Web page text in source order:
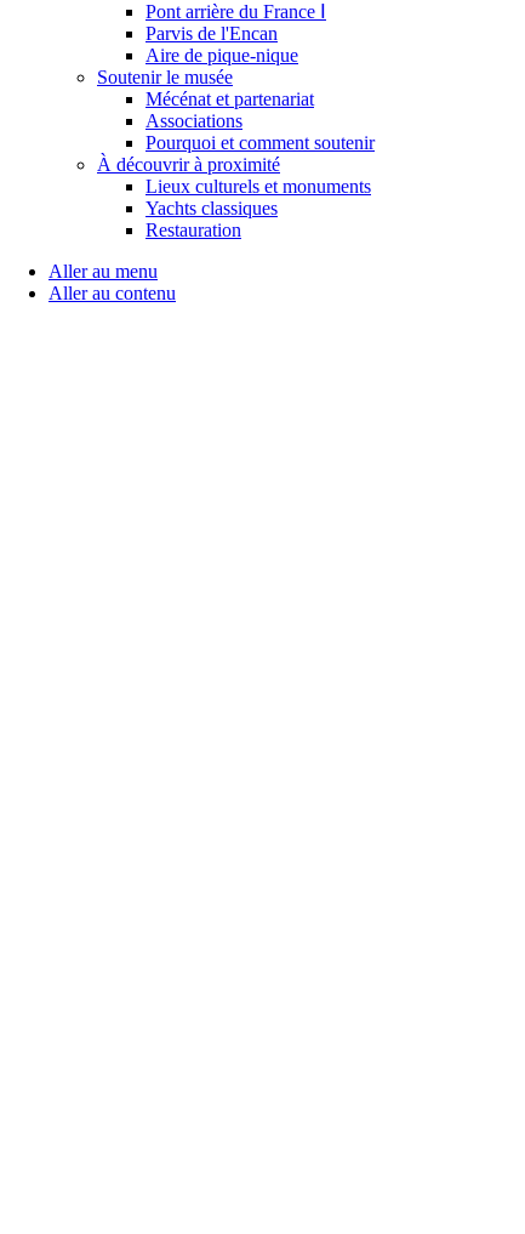
Pont arrière du France Ⅰ
Parvis de l'Encan
Aire de pique-nique
Soutenir le musée
Mécénat et partenariat
Associations
Pourquoi et comment soutenir
À découvrir à proximité
Lieux culturels et monuments
Yachts classiques
Restauration
Aller au menu
Aller au contenu